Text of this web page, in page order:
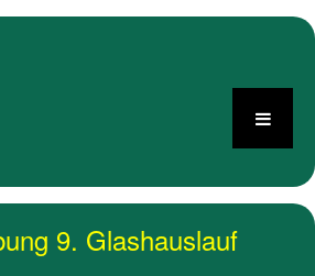
9. Glashauslauf